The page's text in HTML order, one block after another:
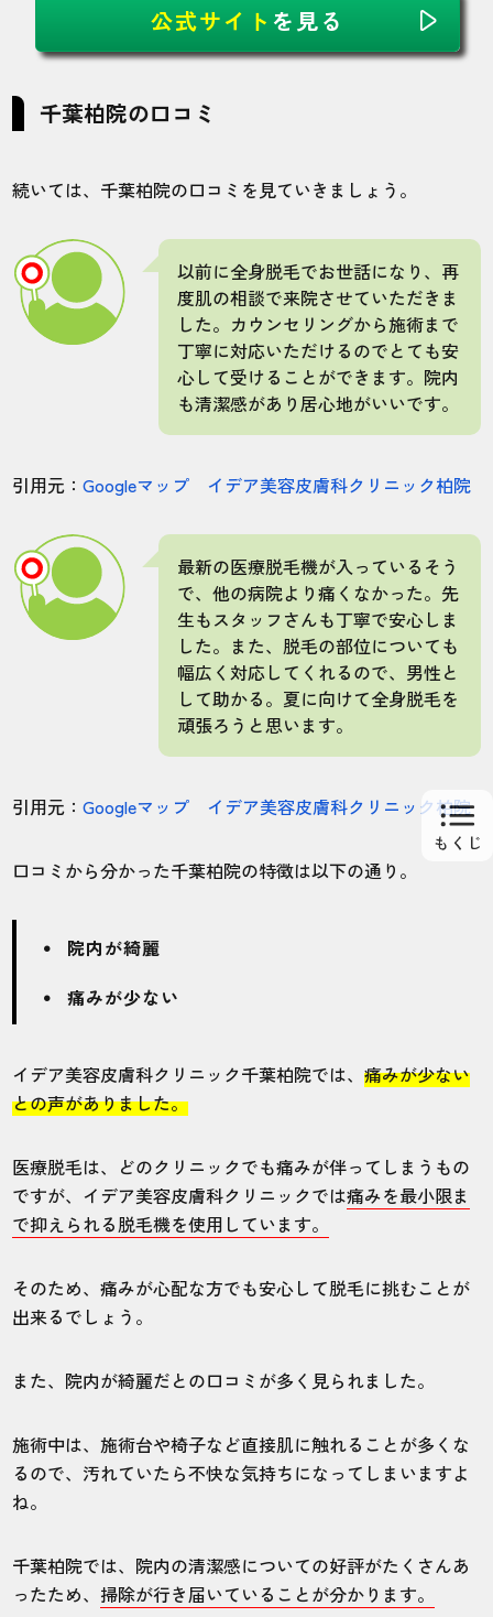
は脱毛3回め位で効果を実感することが出来
たと思います。脱毛を始めてから2年程度で
全身脱毛が終わりました。
5 5
店舗 施術部位
全身
コースで完全にツルツルにしました。脱毛
してから4回目くらいで全身の毛が薄くなっ
てきたと思います。完璧なツルツルになる
まで、大体2年半かかりました！
30代・社さん
5.0
5
雰囲気 料金 予約
店舗
千葉船橋院
施術部位
全身
ヒゲの毛量を少なくしたかったので、おす
毛開始してから5回目くらいでかなりの毛量
的な期間は1年半で、以外と早く終わりまし
た！
30代・猫吸い太郎さん
5.0
5 5 5 5 5
加で8回脱毛しました。毛が濃い部位は脱毛
を始めてからだいたい4回め、毛が薄い部位
公式サイト を見る
千葉柏院の口コミ
続いては、千葉柏院の口コミを見ていきましょう。
以前に全身脱毛でお世話になり、再
度肌の相談で来院させていただきま
した。カウンセリングから施術まで
丁寧に対応いただけるのでとても安
心して受けることができます。院内
も清潔感があり居心地がいいです。
引用元：Googleマップ イデア美容皮膚科クリニック柏院
最新の医療脱毛機が入っているそう
で、他の病院より痛くなかった。先
生もスタッフさんも丁寧で安心しま
した。また、脱毛の部位についても
幅広く対応してくれるので、男性と
して助かる。夏に向けて全身脱毛を
頑張ろうと思います。
引用元：Googleマップ イデア美容皮膚科クリニック柏院
口コミから分かった千葉柏院の特徴は以下の通り。
院内が綺麗
痛みが少ない
イデア美容皮膚科クリニック千葉柏院では、痛みが少ない
との声がありました。
医療脱毛は、どのクリニックでも痛みが伴ってしまうもの
ですが、イデア美容皮膚科クリニックでは痛みを最小限ま
で抑えられる脱毛機を使用しています。
そのため、痛みが心配な方でも安心して脱毛に挑むことが
出来るでしょう。
また、院内が綺麗だとの口コミが多く見られました。
施術中は、施術台や椅子など直接肌に触れることが多くな
るので、汚れていたら不快な気持ちになってしまいますよ
ね。
千葉柏院では、院内の清潔感についての好評がたくさんあ
ったため、 掃除が行き届いていることが分かります。